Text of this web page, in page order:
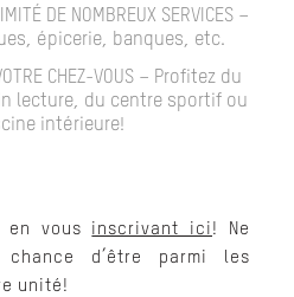
DE NOMBREUX SERVICES –
épicerie, banques, etc.
CHEZ-VOUS – Profitez du
lecture, du centre sportif ou
intérieure!
en vous inscrivant ici !
Ne
d’être parmi les
unité!